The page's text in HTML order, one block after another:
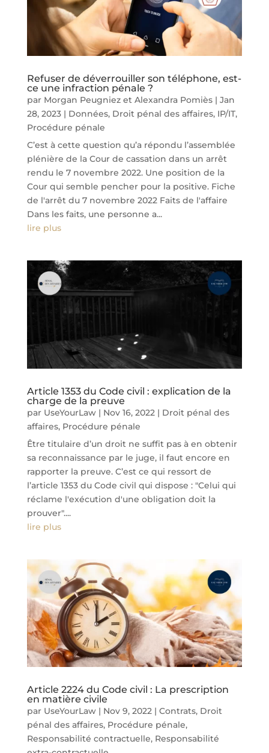
Refuser de déverrouiller son téléphone, est-
ce une infraction pénale ?
par Morgan Peugniezet Alexandra Pomiès| Jan
28, 2023| Données, Droit pénal des affaires, IP/IT,
Procédure pénale
C’est à cette question qu’a répondu l’assemblée
plénière de la Cour de cassation dans un arrêt
rendu le 7 novembre 2022. Une position de la
Cour qui semble pencher pour la positive. Fiche
de l'arrêt du 7 novembre 2022 Faits de l'affaire
Dans les faits, une personne a...
lire plus
Article 1353 du Code civil : explication de la
charge de la preuve
par UseYourLaw| Nov 16, 2022 | Droit pénal des
affaires, Procédure pénale
Être titulaire d’un droit ne suffit pas à en obtenir
sa reconnaissance par le juge, il faut encore en
rapporter la preuve. C’est ce qui ressort de
l’article 1353 du Code civil qui dispose : "Celui qui
réclame l'exécution d'une obligation doit la
prouver"....
lire plus
Article 2224 du Code civil : La prescription
en matière civile
par UseYourLaw| Nov 9, 2022| Contrats, Droit
pénal des affaires, Procédure pénale,
Responsabilité contractuelle, Responsabilité